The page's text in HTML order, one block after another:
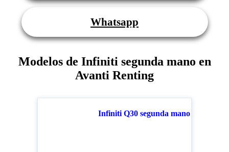
Whatsapp
Modelos de Infiniti segunda mano en
Avanti Renting
Infiniti Q30 segunda mano